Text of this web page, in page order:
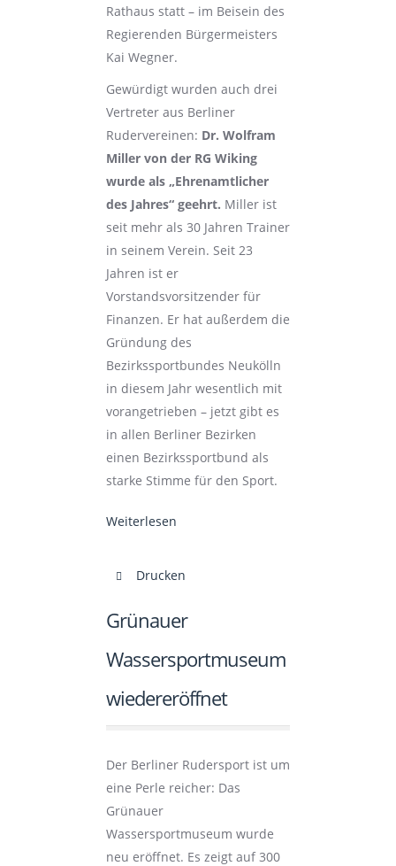
Rathaus statt – im Beisein des
Regierenden Bürgermeisters
Kai Wegner.
Gewürdigt wurden auch drei
Vertreter aus Berliner
Rudervereinen: Dr. Wolfram
Miller von der RG Wiking
wurde als „Ehrenamtlicher
des Jahres“ geehrt. Miller ist
seit mehr als 30 Jahren Trainer
in seinem Verein. Seit 23
Jahren ist er
Vorstandsvorsitzender für
Finanzen. Er hat außerdem die
Gründung des
Bezirkssportbundes Neukölln
in diesem Jahr wesentlich mit
vorangetrieben – jetzt gibt es
in allen Berliner Bezirken
einen Bezirkssportbund als
starke Stimme für den Sport.
Weiterlesen
Drucken
Grünauer
Wassersportmuseum
wiedereröffnet
Der Berliner Rudersport ist um
eine Perle reicher: Das
Grünauer
Wassersportmuseum wurde
neu eröffnet. Es zeigt auf 300